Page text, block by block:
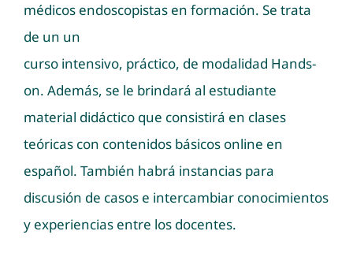
médicos endoscopistas en formación. Se trata
de un un
curso intensivo, práctico, de modalidad Hands-
on. Además, se le brindará al estudiante
material didáctico que consistirá en clases
teóricas con contenidos básicos online en
español. También habrá instancias para
discusión de casos e intercambiar conocimientos
y experiencias entre los docentes.